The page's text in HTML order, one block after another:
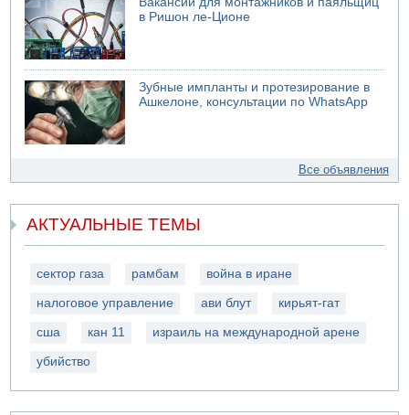
в Ришон ле-Ционе
Зубные импланты и протезирование в
Ашкелоне, консультации по WhatsApp
Все объявления
АКТУАЛЬНЫЕ ТЕМЫ
сектор газа рамбам война в иране
налоговое управление ави блут кирьят-гат
сша кан 11 израиль на международной арене
убийство